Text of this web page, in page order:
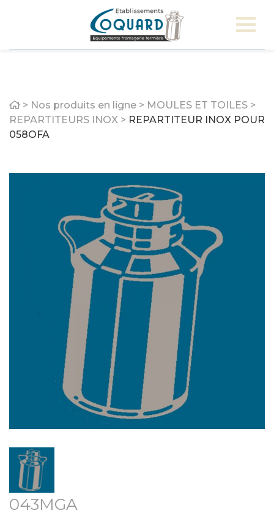
Home
> Nos produits en ligne > MOULES ET TOILES >
REPARTITEURS INOX > REPARTITEUR INOX POUR
058OFA
043MGA